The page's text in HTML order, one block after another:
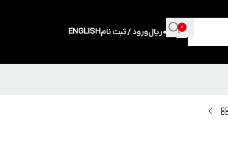
0
0ریالورود / ثبت نامENGLISH